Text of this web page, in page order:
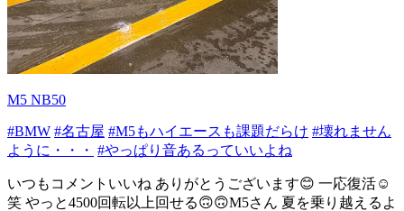
M5 NB50
#BMW #名古屋 #M5もハイエースも課題だらけ #壊れません
ように・・・ #やっぱり音あるっていいよね
いつもコメントいいね ありがとうございます😊 一応復活☺️
笑 やっと4500回転以上回せる🙃🙃M5さん 夏を乗り越えるよ